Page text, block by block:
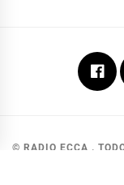
© RADIO ECCA .